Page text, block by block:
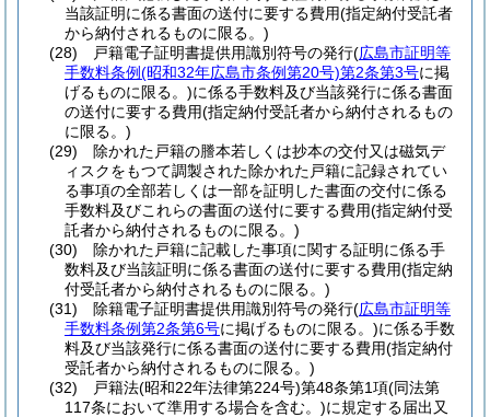
当該証明に係る書面の送付に要する費用(指定納付受託者
から納付されるものに限る。)
(28)
戸籍電子証明書提供用識別符号の発行(広島市証明等
手数料条例(昭和32年広島市条例第20号)第2条第3号に掲
げるものに限る。)に係る手数料及び当該発行に係る書面
の送付に要する費用(指定納付受託者から納付されるもの
に限る。)
(29)
除かれた戸籍の謄本若しくは抄本の交付又は磁気デ
ィスクをもつて調製された除かれた戸籍に記録されてい
る事項の全部若しくは一部を証明した書面の交付に係る
手数料及びこれらの書面の送付に要する費用(指定納付受
託者から納付されるものに限る。)
(30)
除かれた戸籍に記載した事項に関する証明に係る手
数料及び当該証明に係る書面の送付に要する費用(指定納
付受託者から納付されるものに限る。)
(31)
除籍電子証明書提供用識別符号の発行(広島市証明等
手数料条例第2条第6号に掲げるものに限る。)に係る手数
料及び当該発行に係る書面の送付に要する費用(指定納付
受託者から納付されるものに限る。)
(32)
戸籍法(昭和22年法律第224号)第48条第1項(同法第
117条において準用する場合を含む。)に規定する届出又